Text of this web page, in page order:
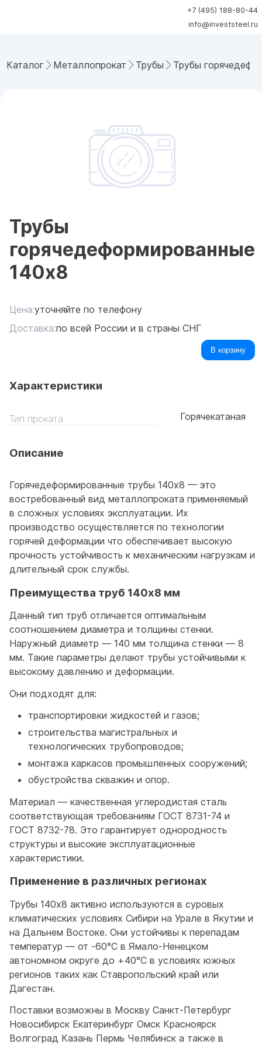
+7 (495) 188-80-44
info@investsteel.ru
Каталог Металлопрокат Трубы Трубы
Трубы
горячедеформированные
140x8
Цена:уточняйте по телефону
Доставка:по всей России и в страны СНГ
В корзину
Характеристики
Тип проката Горячекатаная
Описание
Горячедеформированные трубы 140x8 — это
востребованный вид металлопроката применяемый
в сложных условиях эксплуатации. Их
производство осуществляется по технологии
горячей деформации что обеспечивает высокую
прочность устойчивость к механическим нагрузкам и
длительный срок службы.
Преимущества труб 140x8 мм
Данный тип труб отличается оптимальным
соотношением диаметра и толщины стенки.
Наружный диаметр — 140 мм толщина стенки — 8
мм. Такие параметры делают трубы устойчивыми к
высокому давлению и деформации.
Они подходят для:
транспортировки жидкостей и газов;
строительства магистральных и
технологических трубопроводов;
монтажа каркасов промышленных сооружений;
обустройства скважин и опор.
Материал — качественная углеродистая сталь
соответствующая требованиям ГОСТ 8731-74 и
ГОСТ 8732-78. Это гарантирует однородность
структуры и высокие эксплуатационные
характеристики.
Применение в различных регионах
Трубы 140x8 активно используются в суровых
климатических условиях Сибири на Урале в Якутии и
на Дальнем Востоке. Они устойчивы к перепадам
температур — от -60°C в Ямало-Ненецком
автономном округе до +40°C в условиях южных
регионов таких как Ставропольский край или
Дагестан.
Поставки возможны в Москву Санкт-Петербург
Новосибирск Екатеринбург Омск Красноярск
Волгоград Казань Пермь Челябинск а также в